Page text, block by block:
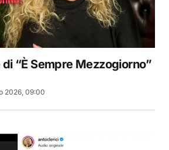
“È Sempre Mezzogiorno”
2026, 09:00